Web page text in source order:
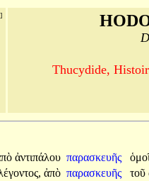
]
Thucydide,
ἀντιπάλου παρασκευῆς
ἀπὸ παρασκευῆς τοῦ